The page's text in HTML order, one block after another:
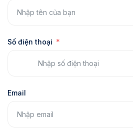
Số điện thoại
Email